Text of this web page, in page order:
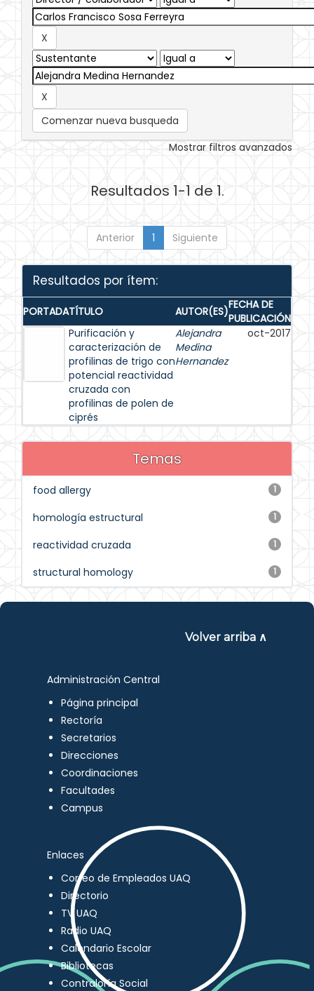
Comenzar nueva busqueda
Mostrar filtros avanzados
Resultados 1-1 de 1.
Anterior 1 Siguiente
Resultados por ítem:
PORTADATÍTULO AUTOR(ES)FECHA DE
PUBLICACIÓN
Purificación y
caracterización de
profilinas de trigo con
potencial reactividad
cruzada con
profilinas de polen de
ciprés
Alejandra
Medina
Hernandez
oct-2017
Temas
1
food allergy
1
homología estructural
1
reactividad cruzada
1
structural homology
Volver arriba ∧
Administración Central
Página principal
Rectoría
Secretarios
Direcciones
Coordinaciones
Facultades
Campus
Enlaces
Correo de Empleados UAQ
Directorio
TV UAQ
Radio UAQ
Calendario Escolar
Bibliotecas
Contraloría Social